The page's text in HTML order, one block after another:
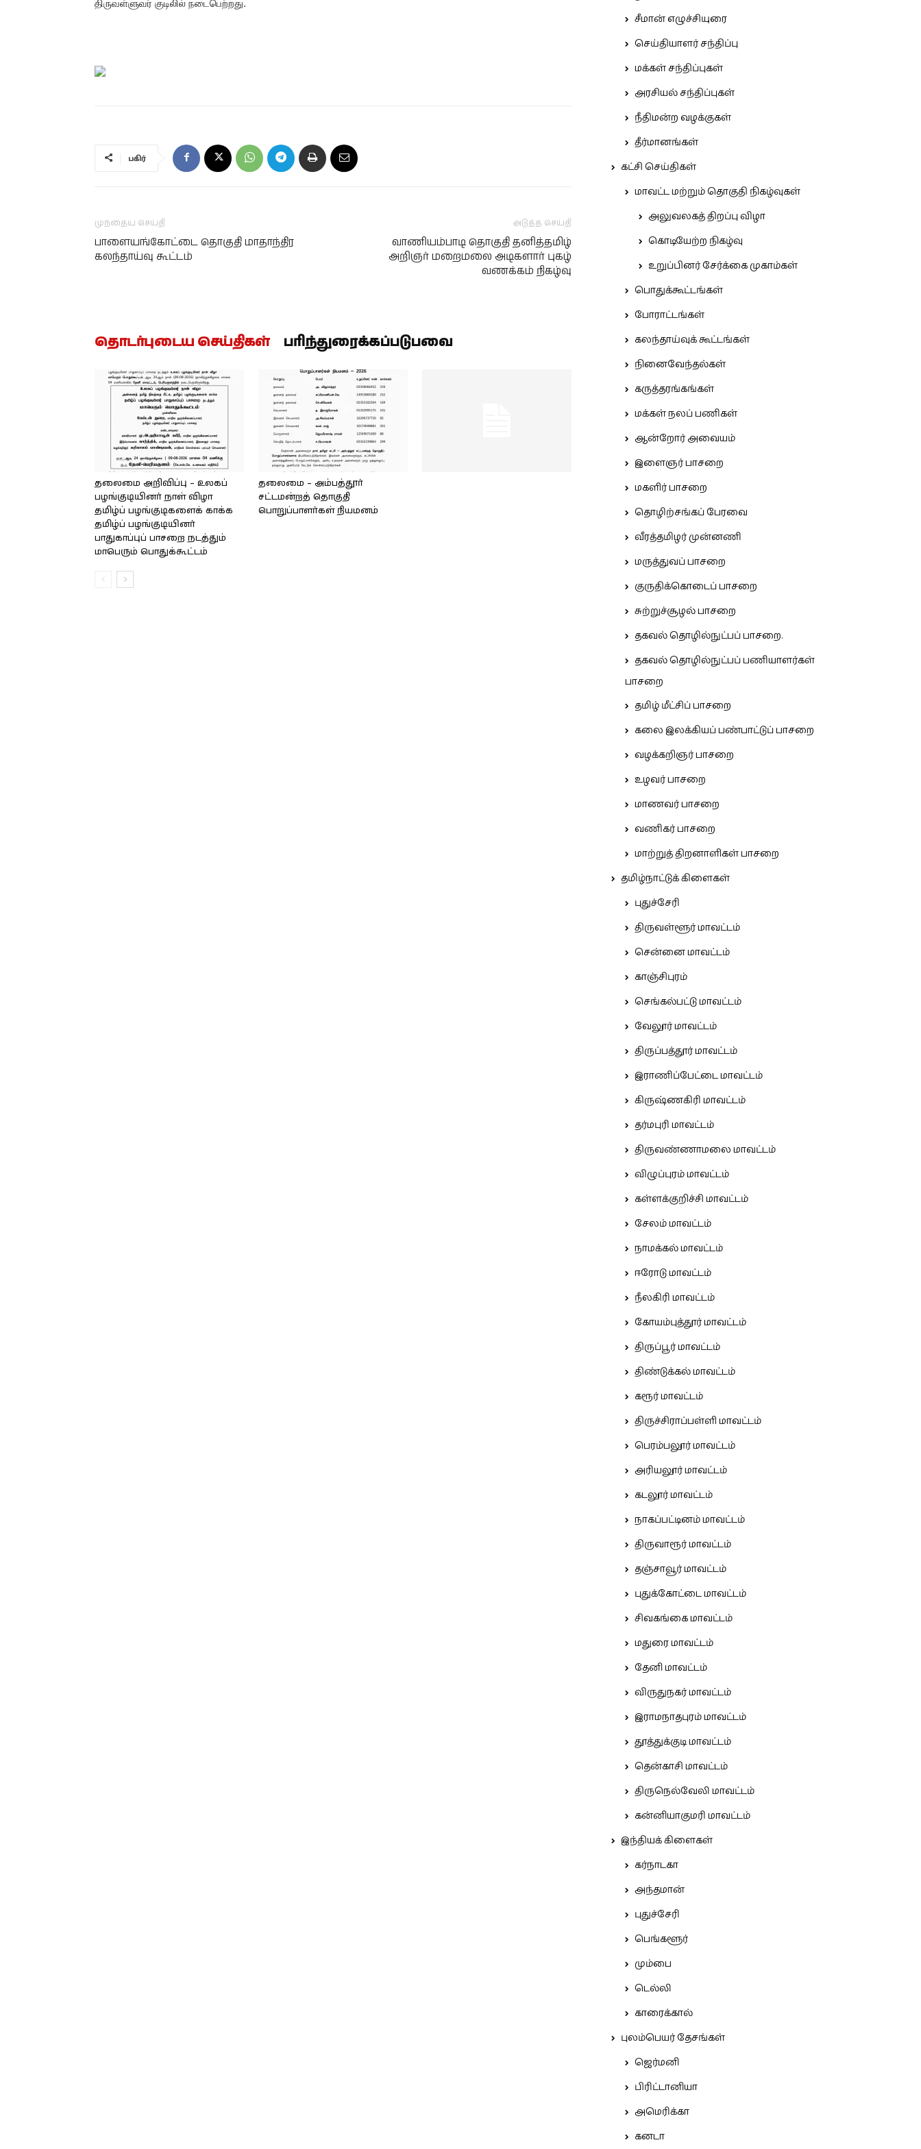
திருவள்ளுவர் குடிலில் நடைபெற்றது.
பகிர்
முந்தைய செய்தி
பாளையங்கோட்டை தொகுதி மாதாந்திர
கலந்தாய்வு கூட்டம்
அடுத்த செய்தி
வாணியம்பாடி தொகுதி தனித்தமிழ்
அறிஞர் மறைமலை அடிகளார் புகழ்
வணக்கம் நிகழ்வு
தொடர்புடைய செய்திகள் பரிந்துரைக்கப்படுபவை
தலைமை அறிவிப்பு – உலகப்
பழங்குடியினர் நாள் விழா
தமிழ்ப் பழங்குடிகளைக் காக்க
தமிழ்ப் பழங்குடியினர்
பாதுகாப்புப் பாசறை நடத்தும்
மாபெரும் பொதுக்கூட்டம்
தலைமை – அம்பத்தூர்
சட்டமன்றத் தொகுதி
பொறுப்பாளர்கள் நியமனம்
சீமான் எழுச்சியுரை
செய்தியாளர் சந்திப்பு
மக்கள் சந்திப்புகள்
அரசியல் சந்திப்புகள்
நீதிமன்ற வழக்குகள்
தீர்மானங்கள்
கட்சி செய்திகள்
மாவட்ட மற்றும் தொகுதி நிகழ்வுகள்
அலுவலகத் திறப்பு விழா
கொடியேற்ற நிகழ்வு
உறுப்பினர் சேர்க்கை முகாம்கள்
பொதுக்கூட்டங்கள்
போராட்டங்கள்
கலந்தாய்வுக் கூட்டங்கள்
நினைவேந்தல்கள்
கருத்தரங்கங்கள்
மக்கள் நலப் பணிகள்
ஆன்றோர் அவையம்
இளைஞர் பாசறை
மகளிர் பாசறை
தொழிற்சங்கப் பேரவை
வீரத்தமிழர் முன்னணி
மருத்துவப் பாசறை
குருதிக்கொடைப் பாசறை
சுற்றுச்சூழல் பாசறை
தகவல் தொழில்நுட்பப் பாசறை.
தகவல் தொழில்நுட்பப் பணியாளர்கள்
பாசறை
தமிழ் மீட்சிப் பாசறை
கலை இலக்கியப் பண்பாட்டுப் பாசறை
வழக்கறிஞர் பாசறை
உழவர் பாசறை
மாணவர் பாசறை
வணிகர் பாசறை
மாற்றுத் திறனாளிகள் பாசறை
தமிழ்நாட்டுக் கிளைகள்
புதுச்சேரி
திருவள்ளூர் மாவட்டம்
சென்னை மாவட்டம்
காஞ்சிபுரம்
செங்கல்பட்டு மாவட்டம்
வேலூர் மாவட்டம்
திருப்பத்தூர் மாவட்டம்
இராணிப்பேட்டை மாவட்டம்
கிருஷ்ணகிரி மாவட்டம்
தர்மபுரி மாவட்டம்
திருவண்ணாமலை மாவட்டம்
விழுப்புரம் மாவட்டம்
கள்ளக்குறிச்சி மாவட்டம்
சேலம் மாவட்டம்
நாமக்கல் மாவட்டம்
ஈரோடு மாவட்டம்
நீலகிரி மாவட்டம்
கோயம்புத்தூர் மாவட்டம்
திருப்பூர் மாவட்டம்
திண்டுக்கல் மாவட்டம்
கரூர் மாவட்டம்
திருச்சிராப்பள்ளி மாவட்டம்
பெரம்பலூர் மாவட்டம்
அரியலூர் மாவட்டம்
கடலூர் மாவட்டம்
நாகப்பட்டினம் மாவட்டம்
திருவாரூர் மாவட்டம்
தஞ்சாவூர் மாவட்டம்
புதுக்கோட்டை மாவட்டம்
சிவகங்கை மாவட்டம்
மதுரை மாவட்டம்
தேனி மாவட்டம்
விருதுநகர் மாவட்டம்
இராமநாதபுரம் மாவட்டம்
தூத்துக்குடி மாவட்டம்
தென்காசி மாவட்டம்
திருநெல்வேலி மாவட்டம்
கன்னியாகுமரி மாவட்டம்
இந்தியக் கிளைகள்
கர்நாடகா
அந்தமான்
புதுச்சேரி
பெங்களூர்
மும்பை
டெல்லி
காரைக்கால்
புலம்பெயர் தேசங்கள்
ஜெர்மனி
பிரிட்டானியா
அமெரிக்கா
கனடா